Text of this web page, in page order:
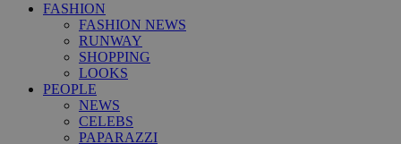
FASHION
FASHION NEWS
RUNWAY
SHOPPING
LOOKS
PEOPLE
NEWS
CELEBS
PAPARAZZI